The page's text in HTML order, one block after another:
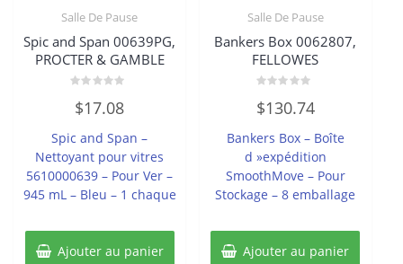
Salle De Pause
Spic and Span 00639PG,
PROCTER & GAMBLE
0
sur
$17.08
Spic and Span –
Nettoyant pour vitres
5610000639 – Pour Ver –
945 mL – Bleu – 1 chaque
Ajouter au panier
Salle De Pause
Bankers Box 0062807,
FELLOWES
0
sur
$130.74
Bankers Box – Boîte
d »expédition
SmoothMove – Pour
Stockage – 8 emballage
Ajouter au panier